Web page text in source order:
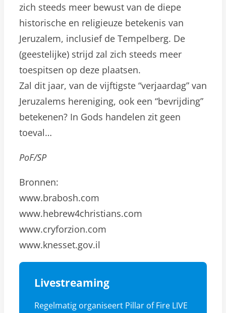
zich steeds meer bewust van de diepe
historische en religieuze betekenis van
Jeruzalem, inclusief de Tempelberg. De
(geestelijke) strijd zal zich steeds meer
toespitsen op deze plaatsen.
Zal dit jaar, van de vijftigste “verjaardag” van
Jeruzalems hereniging, ook een “bevrijding”
betekenen? In Gods handelen zit geen
toeval…
PoF/SP
Bronnen:
www.brabosh.com
www.hebrew4christians.com
www.cryforzion.com
www.knesset.gov.il
Livestreaming
Regelmatig organiseert Pillar of Fire LIVE